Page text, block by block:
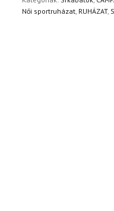
Női sportruházat, RUHÁZAT,